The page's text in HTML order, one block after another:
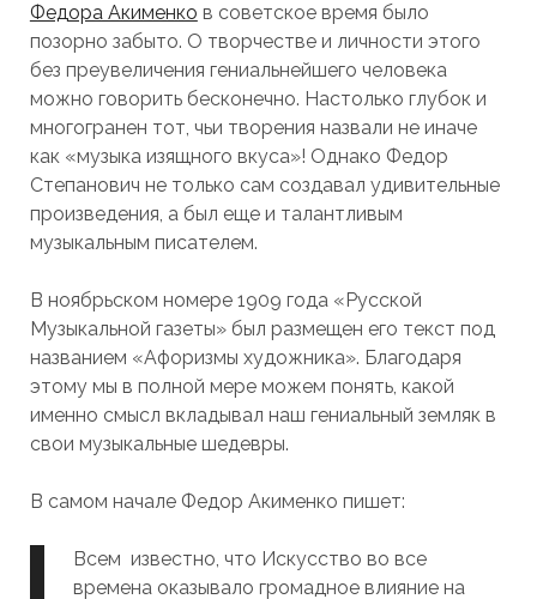
Федора Акименко в советское время было
позорно забыто. О творчестве и личности этого
без преувеличения гениальнейшего человека
можно говорить бесконечно. Настолько глубок и
многогранен тот, чьи творения назвали не иначе
как «музыка изящного вкуса»! Однако Федор
Степанович не только сам создавал удивительные
произведения, а был еще и талантливым
музыкальным писателем.
В ноябрьском номере 1909 года «Русской
Музыкальной газеты» был размещен его текст под
названием «Афоризмы художника». Благодаря
этому мы в полной мере можем понять, какой
именно смысл вкладывал наш гениальный земляк в
свои музыкальные шедевры.
В самом начале Федор Акименко пишет:
Всем известно, что Искусство во все
времена оказывало громадное влияние на